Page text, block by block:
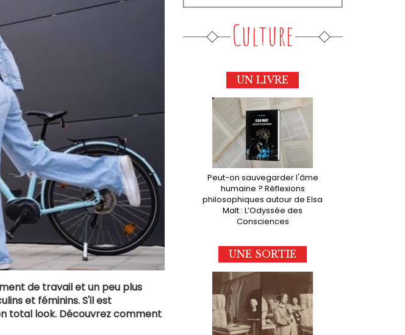
de travail et un peu plus
et féminins. S'il est
total look. Découvrez comment
Culture
UN LIVRE
Peut-on sauvegarder l'âme
humaine ? Réflexions
philosophiques autour de Elsa
Malt : L’Odyssée des
Consciences
UNE SORTIE